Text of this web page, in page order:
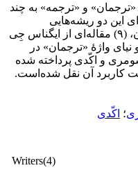
و «ترجمه» به چند
این دو ریشه‌هایی
تراشیده‌اند. در این شماره از نوشتگان، (۹) مقاله‌ای از ایگناس جِی
واژۀ «ترجمان» در
و اکّدی پرداخته شده
کاربرد آن نقل شده‌است.
؛ اکّدی
Writers(4)